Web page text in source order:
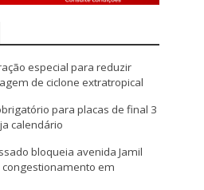
especial para reduzir
de ciclone extratropical
para placas de final 3
calendário
bloqueia avenida Jamil
congestionamento em